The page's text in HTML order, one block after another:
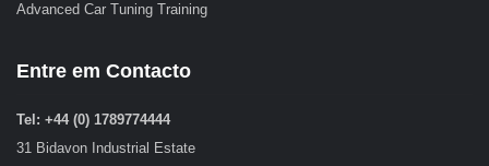
Advanced Car Tuning Training
Entre em Contacto
Tel: +44 (0) 1789774444
31 Bidavon Industrial Estate